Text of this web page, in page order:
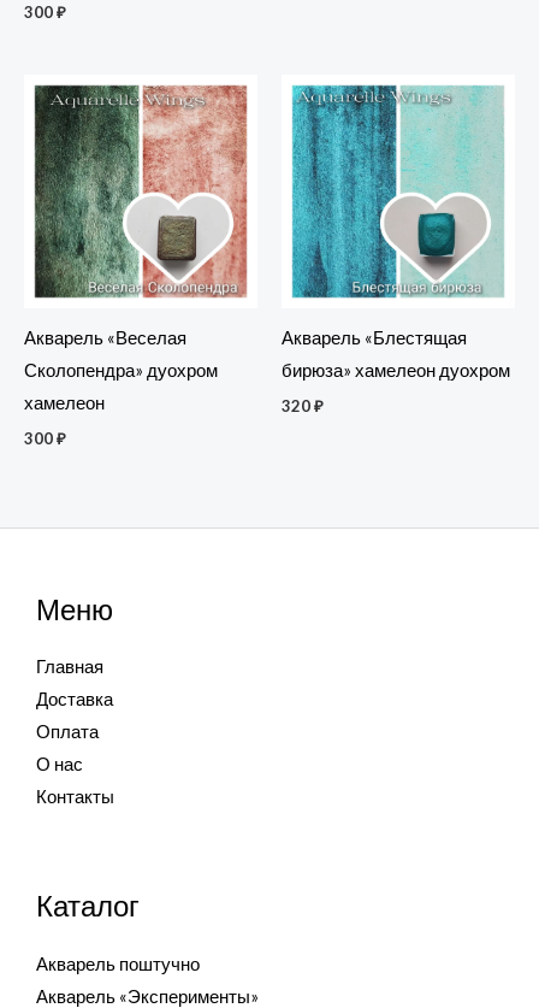
300₽
Акварель «Веселая
Сколопендра» дуохром
хамелеон
300₽
Акварель «Блестящая
бирюза» хамелеон дуохром
320₽
Меню
Главная
Доставка
Оплата
О нас
Контакты
Каталог
Акварель поштучно
Акварель «Эксперименты»